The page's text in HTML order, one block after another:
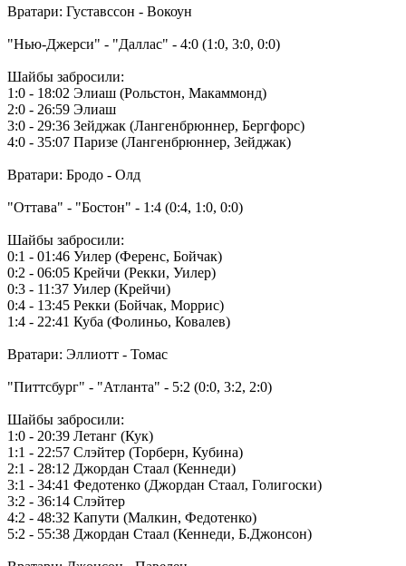
Вратари: Густавссон - Вокоун
"Нью-Джерси" - "Даллас" - 4:0 (1:0, 3:0, 0:0)
Шайбы забросили:
1:0 - 18:02 Элиаш (Рольстон, Макаммонд)
2:0 - 26:59 Элиаш
3:0 - 29:36 Зейджак (Лангенбрюннер, Бергфорс)
4:0 - 35:07 Паризе (Лангенбрюннер, Зейджак)
Вратари: Бродо - Олд
"Оттава" - "Бостон" - 1:4 (0:4, 1:0, 0:0)
Шайбы забросили:
0:1 - 01:46 Уилер (Ференс, Бойчак)
0:2 - 06:05 Крейчи (Рекки, Уилер)
0:3 - 11:37 Уилер (Крейчи)
0:4 - 13:45 Рекки (Бойчак, Моррис)
1:4 - 22:41 Куба (Фолиньо, Ковалев)
Вратари: Эллиотт - Томас
"Питтсбург" - "Атланта" - 5:2 (0:0, 3:2, 2:0)
Шайбы забросили:
1:0 - 20:39 Летанг (Кук)
1:1 - 22:57 Слэйтер (Торберн, Кубина)
2:1 - 28:12 Джордан Стаал (Кеннеди)
3:1 - 34:41 Федотенко (Джордан Стаал, Голигоски)
3:2 - 36:14 Слэйтер
4:2 - 48:32 Капути (Малкин, Федотенко)
5:2 - 55:38 Джордан Стаал (Кеннеди, Б.Джонсон)